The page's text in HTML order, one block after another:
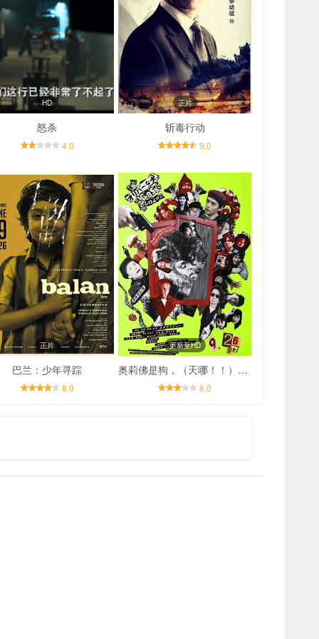
HD
怒杀
4.0
正片
斩毒行动
9.0
正片
巴兰：少年寻踪
8.0
更新至HD
奥莉佛是狗，（天哪！！）这家伙 电影版
6.0